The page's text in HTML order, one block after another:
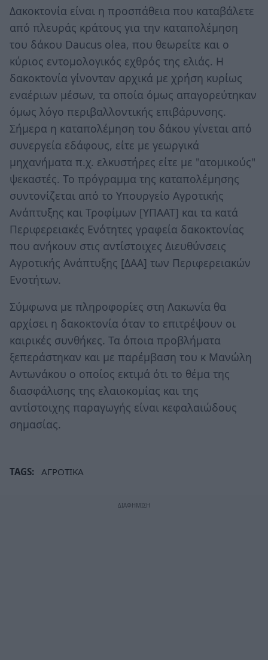
Δακοκτονία είναι η προσπάθεια που καταβάλετε
από πλευράς κράτους για την καταπολέμηση
του δάκου Daucus olea, που θεωρείτε και ο
κύριος εντομολογικός εχθρός της ελιάς. Η
δακοκτονία γίνονταν αρχικά με χρήση κυρίως
εναέριων μέσων, τα οποία όμως απαγορεύτηκαν
όμως λόγο περιβαλλοντικής επιβάρυνσης.
Σήμερα η καταπολέμηση του δάκου γίνεται από
συνεργεία εδάφους, είτε με γεωργικά
μηχανήματα π.χ. ελκυστήρες είτε με "ατομικούς"
ψεκαστές. Το πρόγραμμα της καταπολέμησης
συντονίζεται από το Υπουργείο Αγροτικής
Ανάπτυξης και Τροφίμων [ΥΠΑΑΤ] και τα κατά
Περιφερειακές Ενότητες γραφεία δακοκτονίας
που ανήκουν στις αντίστοιχες Διευθύνσεις
Αγροτικής Ανάπτυξης [ΔΑΑ] των Περιφερειακών
Ενοτήτων.
Σύμφωνα με πληροφορίες στη Λακωνία θα
αρχίσει η δακοκτονία όταν το επιτρέψουν οι
καιρικές συνθήκες. Τα όποια προβλήματα
ξεπεράστηκαν και με παρέμβαση του κ Μανώλη
Αντωνάκου ο οποίος εκτιμά ότι το θέμα της
διασφάλισης της ελαιοκομίας και της
αντίστοιχης παραγωγής είναι κεφαλαιώδους
σημασίας.
TAGS: ΑΓΡΟΤΙΚΑ